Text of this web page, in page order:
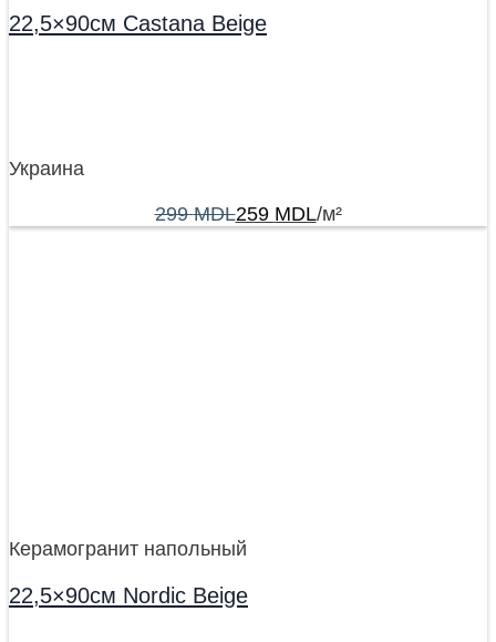
22,5×90см Castana Beige
Украина
299MDL259 MDL/м²
Керамогранит напольный
22,5×90см Nordic Beige